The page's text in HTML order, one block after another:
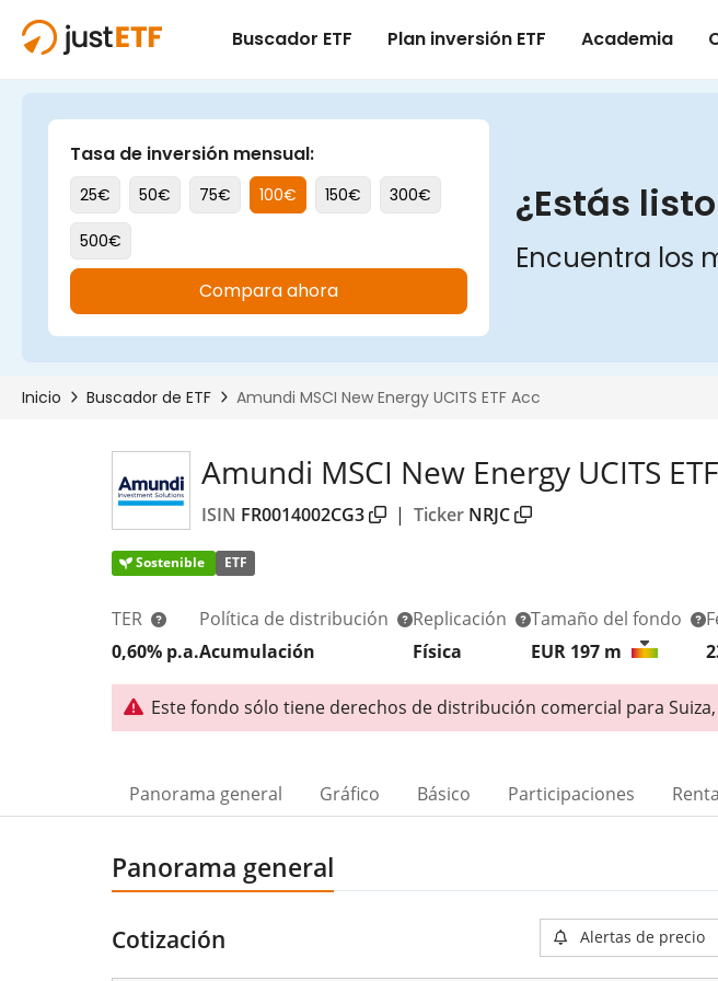
Amundi MSCI New Energy UCITS
ISIN FR0014002CG3 | Ticker NRJC
Sostenible ETF
TER
0,60% p.a.
Política de distribución
Acumulación
Replicación
Física
Tamaño del fondo
EUR 197 m
Este fondo sólo tiene derechos de distribución comercial para
Panorama general Gráfico Básico Participaciones
Panorama general
Cotización Alertas de precio